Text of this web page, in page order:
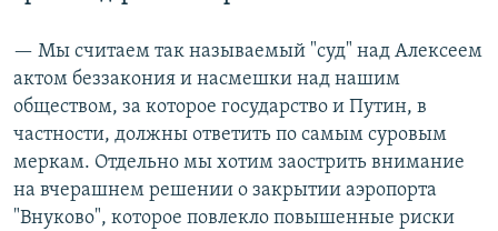
— Мы считаем так называемый "суд" над Алексеем
актом беззакония и насмешки над нашим
обществом, за которое государство и Путин, в
частности, должны ответить по самым суровым
меркам. Отдельно мы хотим заострить внимание
на вчерашнем решении о закрытии аэропорта
"Внуково", которое повлекло повышенные риски